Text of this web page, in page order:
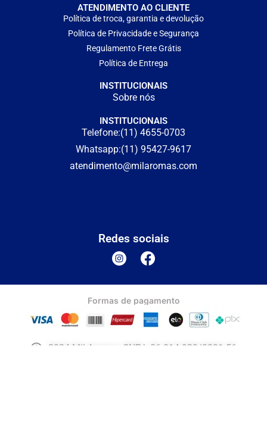
ATENDIMENTO AO CLIENTE
Política de troca, garantia e devolução
Política de Privacidade e Segurança
Regulamento Frete Grátis
Política de Entrega
INSTITUCIONAIS
Sobre nós
INSTITUCIONAIS
Telefone:(11) 4655-0703
Whatsapp:(11) 95427-9617
atendimento@milaromas.com
Redes sociais
Formas de pagamento
2024 Mil Aromas CNPJ: 06.014.929/0001-56